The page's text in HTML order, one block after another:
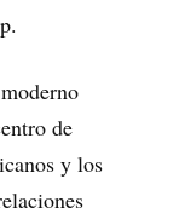
de
y los